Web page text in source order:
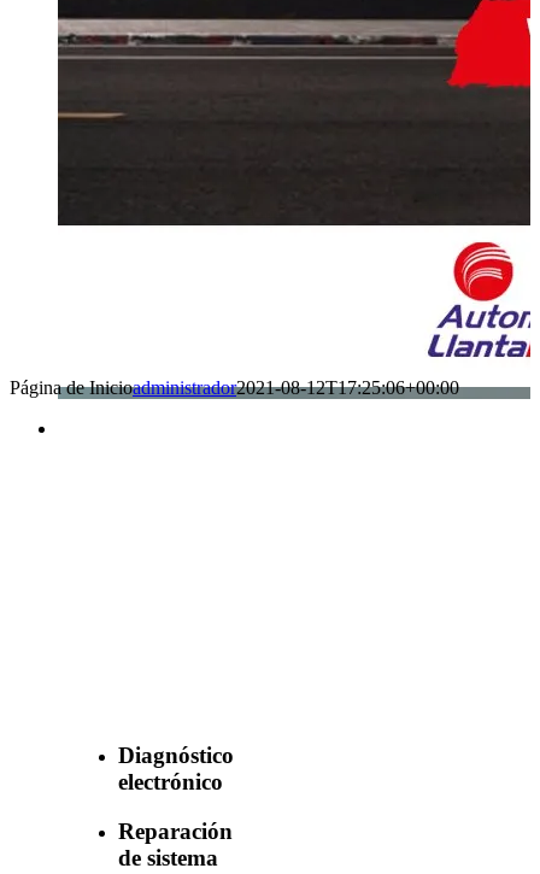
Página de Inicioadministrador2021-08-12T17:25:06+00:00
Diagnóstico
electrónico
Reparación
de sistema